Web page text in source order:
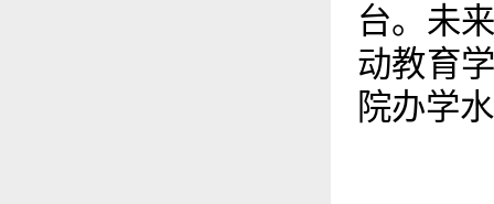
台。未
动教育
院办学